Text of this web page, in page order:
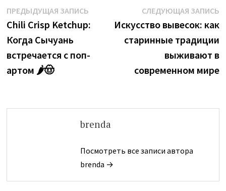
Навигация
по
записям
ПРЕДЫДУЩАЯ ЗАПИСЬ
запись:
Chili Crisp Ketchup:
Когда Сычуань
встречается с поп-
артом 🌶️🤠
СЛЕДУЮЩАЯ ЗАПИСЬ
Искусство вывесок: как
старинные традиции
выживают в
современном мире
brenda
Посмотреть все записи автора
brenda →